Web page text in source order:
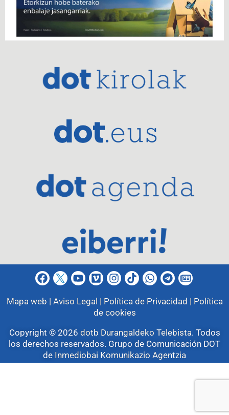
Mapa web | Aviso Legal | Política de Privacidad | Política
de cookies
Copyright © 2026 dotb Durangaldeko Telebista. Todos
los derechos reservados. Grupo de Comunicación DOT
de Inmediobai Komunikazio Agentzia